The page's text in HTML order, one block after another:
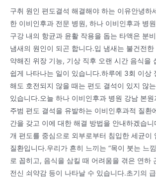
구취 원인 편도결석 해결해야 하는 이유안녕하
한 이비인후과 전문 병원, 하나 이비인후과 병
구강 내의 항균과 윤활 작용을 돕는 타액은 분
냄새의 원인이 되곤 합니다.입 냄새는 불건전한
약해진 위장 기능, 기상 직후 오랜 시간 음식을
쉽게 나타나는 일이 있습니다.하루에 3회 이상
해도 호전되지 않을 때는 편도 결석이 있지 않
있습니다.오늘 하나 이비인후과 병원 강남 본원
주범 편도 결석을 유발하는 이비인후과적 질환
간을 갖고 이에 대한 해결 방법을 안내하겠습
개 편도를 중심으로 외부로부터 침입한 세균이
질환입니다.우리가 흔히 느끼는 “목이 붓는 느
로 꼽히고, 음식을 삼킬 때 어려움을 겪은 연하
전신 쇠약감 등이 나타날 수 있습니다.초기의